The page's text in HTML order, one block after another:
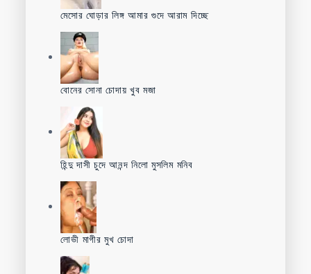
মেসোর ঘোড়ার লিঙ্গ আমার গুদে আরাম দিচ্ছে
বোনের সোনা চোদায় খুব মজা
হিন্দু দাসী চুদে আনন্দ নিলো মুসলিম মনিব
লোভী মাগীর মুখ চোদা